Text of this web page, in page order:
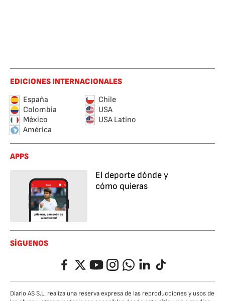
EDICIONES INTERNACIONALES
España
Chile
Colombia
USA
México
USA Latino
América
APPS
El deporte dónde y
cómo quieras
SÍGUENOS
FacebookTwitterYouTubeInstagramWhatsappLinkedIn
TikTok
Diario AS S.L. realiza una reserva expresa de las reproducciones y usos de